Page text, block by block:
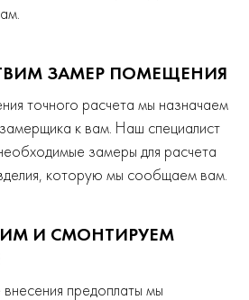
ЗАМЕР ПОМЕЩЕНИЯ
точного расчета мы назначаем
к вам. Наш специалист
замеры для расчета
которую мы сообщаем вам.
И СМОНТИРУЕМ
предоплаты мы